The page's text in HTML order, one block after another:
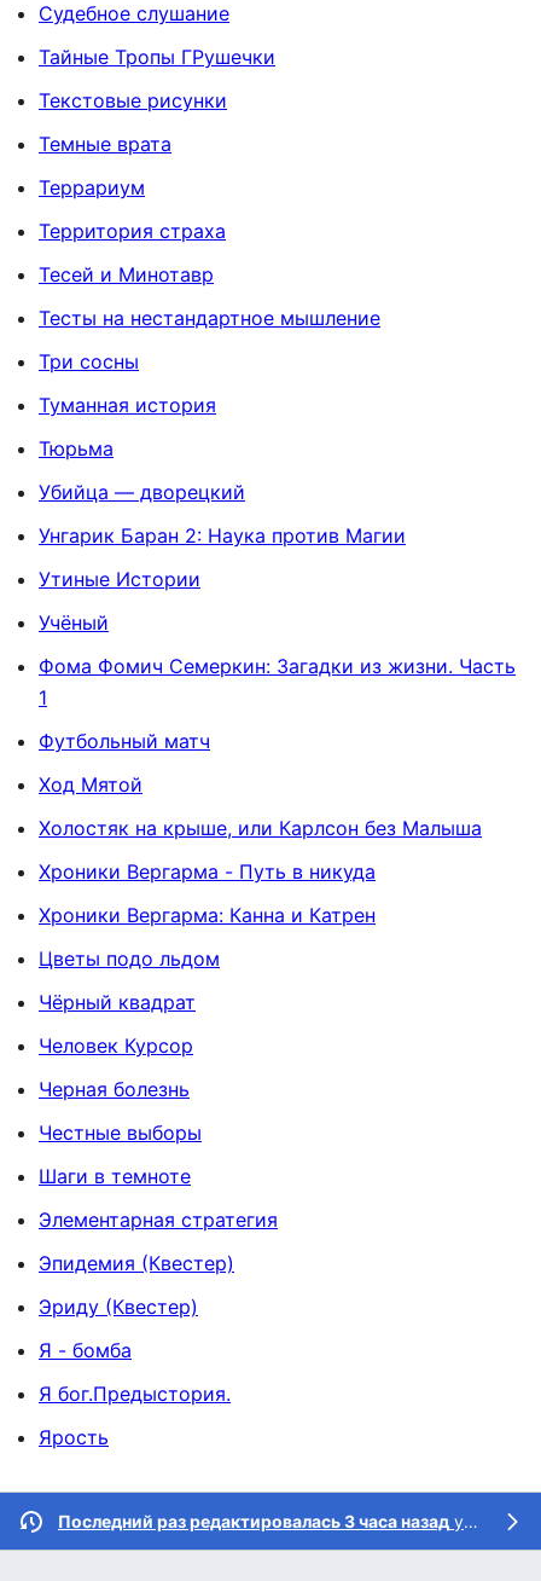
Судебное слушание
Тайные Тропы ГРушечки
Текстовые рисунки
Темные врата
Террариум
Территория страха
Тесей и Минотавр
Тесты на нестандартное мышление
Три сосны
Туманная история
Тюрьма
Убийца — дворецкий
Унгарик Баран 2: Наука против Магии
Утиные Истории
Учёный
Фома Фомич Семеркин: Загадки из жизни. Часть
1
Футбольный матч
Ход Мятой
Холостяк на крыше, или Карлсон без Малыша
Хроники Вергарма - Путь в никуда
Хроники Вергарма: Канна и Катрен
Цветы подо льдом
Чёрный квадрат
Человек Курсор
Черная болезнь
Честные выборы
Шаги в темноте
Элементарная стратегия
Эпидемия (Квестер)
Эриду (Квестер)
Я - бомба
Я бог.Предыстория.
Ярость
Последний раз редактировалась 3 часа назад участником